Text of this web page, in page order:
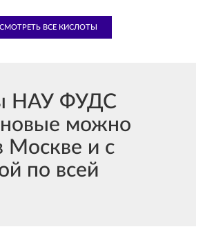
СМОТРЕТЬ ВСЕ КИСЛОТЫ
НАУ ФУДС
можно
Москве и с
по всей